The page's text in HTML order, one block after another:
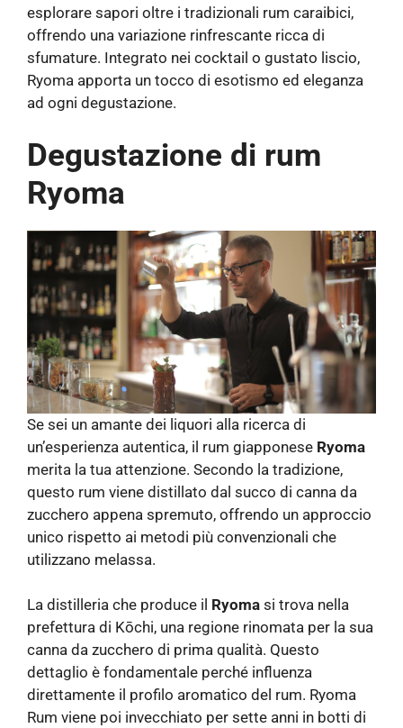
esplorare sapori oltre i tradizionali rum caraibici,
offrendo una variazione rinfrescante ricca di
sfumature. Integrato nei cocktail o gustato liscio,
Ryoma apporta un tocco di esotismo ed eleganza
ad ogni degustazione.
Degustazione di rum
Ryoma
Se sei un amante dei liquori alla ricerca di
un’esperienza autentica, il rum giapponese Ryoma
merita la tua attenzione. Secondo la tradizione,
questo rum viene distillato dal succo di canna da
zucchero appena spremuto, offrendo un approccio
unico rispetto ai metodi più convenzionali che
utilizzano melassa.
La distilleria che produce il Ryoma si trova nella
prefettura di Kōchi, una regione rinomata per la sua
canna da zucchero di prima qualità. Questo
dettaglio è fondamentale perché influenza
direttamente il profilo aromatico del rum. Ryoma
Rum viene poi invecchiato per sette anni in botti di